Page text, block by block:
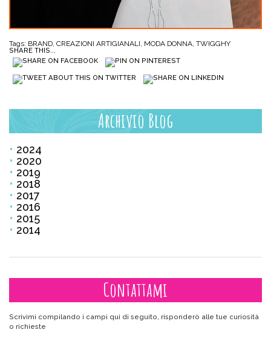
Tags: BRAND, CREAZIONI ARTIGIANALI, MODA DONNA, TWIGGHY
SHARE THIS...
Archivio Blog
2024
2020
2019
2018
2017
2016
2015
2014
Contattami
Scrivimi compilando i campi qui di seguito, risponderò alle tue curiosità
o richieste